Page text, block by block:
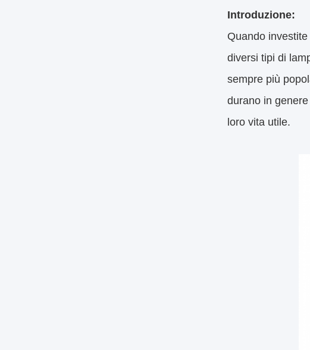
Introduzione:
Quando
diversi tipi di
sempre più
durano in
loro vita utile.